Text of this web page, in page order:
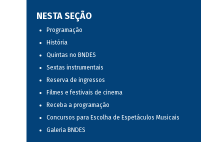
NESTA SEÇÃO
Programação
História
Quintas no BNDES
Sextas instrumentais
Reserva de ingressos
Filmes e festivais de cinema
Receba a programação
Concursos para Escolha de Espetáculos Musicais
Galeria BNDES